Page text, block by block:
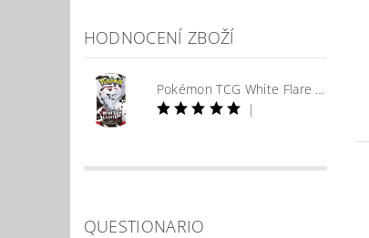
HODNOCENÍ ZBOŽÍ
Pokémon TCG White Flare Booster
|
QUESTIONARIO